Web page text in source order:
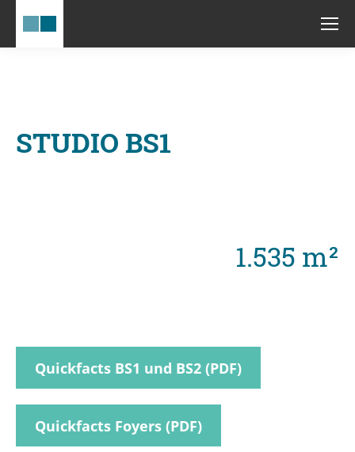
STUDIO BS1
1.535 m²
Quickfacts BS1 und BS2 (PDF)
Quickfacts Foyers (PDF)